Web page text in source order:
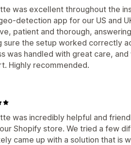
was excellent throughout the
detection app for our US and
patient and thorough,
sure the setup worked correctly
was handled with great care,
Highly recommended.
was incredibly helpful and
Shopify store. We tried a few
came up with a solution that is